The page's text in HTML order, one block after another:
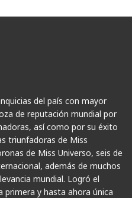
del país con mayor
de reputación mundial por
así como por su éxito
triunfadoras de Miss
de Miss Universo, seis de
además de muchos
mundial. Logró el
primera y hasta ahora única